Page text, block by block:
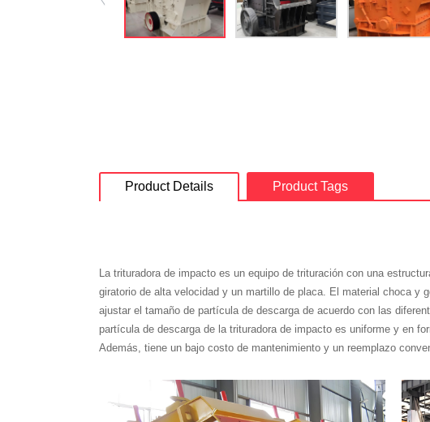
Product Details Product Tags
La trituradora de impacto es un equipo de trituración con una
giratorio de alta velocidad y un martillo de placa. El material choca y
ajustar el tamaño de partícula de descarga de acuerdo con las
partícula de descarga de la trituradora de impacto es uniforme y en
Además, tiene un bajo costo de mantenimiento y un reemplazo